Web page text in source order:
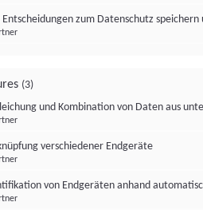
Entscheidungen zum Datenschutz
(3)
und Kombination von Daten aus
verschiedener Endgeräte
von Endgeräten anhand